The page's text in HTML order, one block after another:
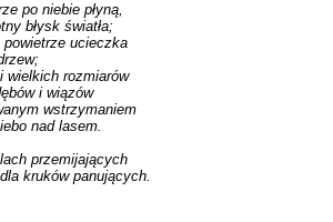
po niebie płyną,
błysk światła;
ucieczka
wielkich rozmiarów
i wiązów
wstrzymaniem
nad lasem.
przemijających
kruków panujących.